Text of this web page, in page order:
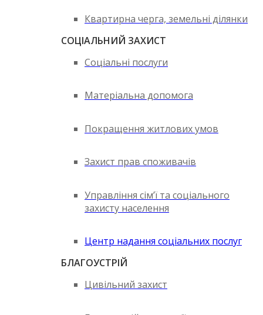
Квартирна черга, земельні ділянки
СОЦІАЛЬНИЙ ЗАХИСТ
Соціальні послуги
Матеріальна допомога
Покращення житлових умов
Захист прав споживачів
Управління сім’ї та соціального
захисту населення
Центр надання соціальних послуг
БЛАГОУСТРІЙ
Цивільний захист